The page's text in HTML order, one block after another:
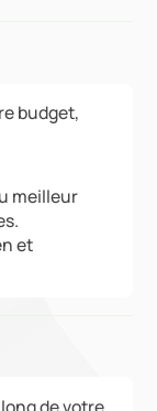
budget,
meilleur
et